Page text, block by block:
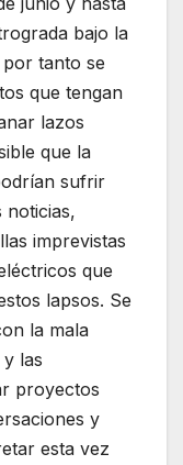
bajo la
tanto se
que tengan
lazos
que la
sufrir
noticias,
imprevistas
que
lapsos. Se
la mala
las
proyectos
y
esta vez